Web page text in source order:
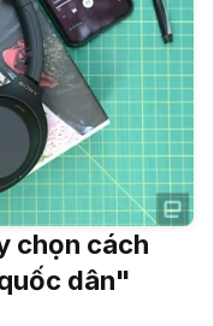
chọn cách
dân"